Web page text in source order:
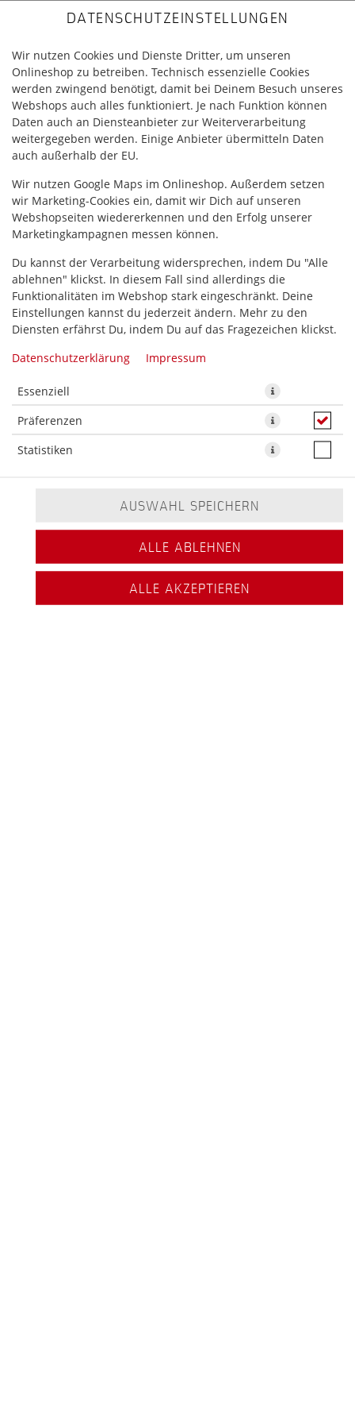
DATENSCHUTZEINSTELLUNGEN
Wir nutzen Cookies und Dienste Dritter, um unseren
Onlineshop zu betreiben. Technisch essenzielle Cookies
werden zwingend benötigt, damit bei Deinem Besuch unseres
Webshops auch alles funktioniert. Je nach Funktion können
Daten auch an Diensteanbieter zur Weiterverarbeitung
weitergegeben werden. Einige Anbieter übermitteln Daten
auch außerhalb der EU.
Wir nutzen Google Maps im Onlineshop. Außerdem setzen
wir Marketing-Cookies ein, damit wir Dich auf unseren
Webshopseiten wiedererkennen und den Erfolg unserer
Marketingkampagnen messen können.
Du kannst der Verarbeitung widersprechen, indem Du "Alle
ablehnen" klickst. In diesem Fall sind allerdings die
Funktionalitäten im Webshop stark eingeschränkt. Deine
Einstellungen kannst du jederzeit ändern. Mehr zu den
Diensten erfährst Du, indem Du auf das Fragezeichen klickst.
Datenschutzerklärung
Impressum
Essenziell
Präferenzen
Statistiken
AUSWAHL SPEICHERN
ALLE ABLEHNEN
ALLE AKZEPTIEREN
SALMON PHILLY DREAM
8x Inside Out Rolle mit Lachs und Frischkäse